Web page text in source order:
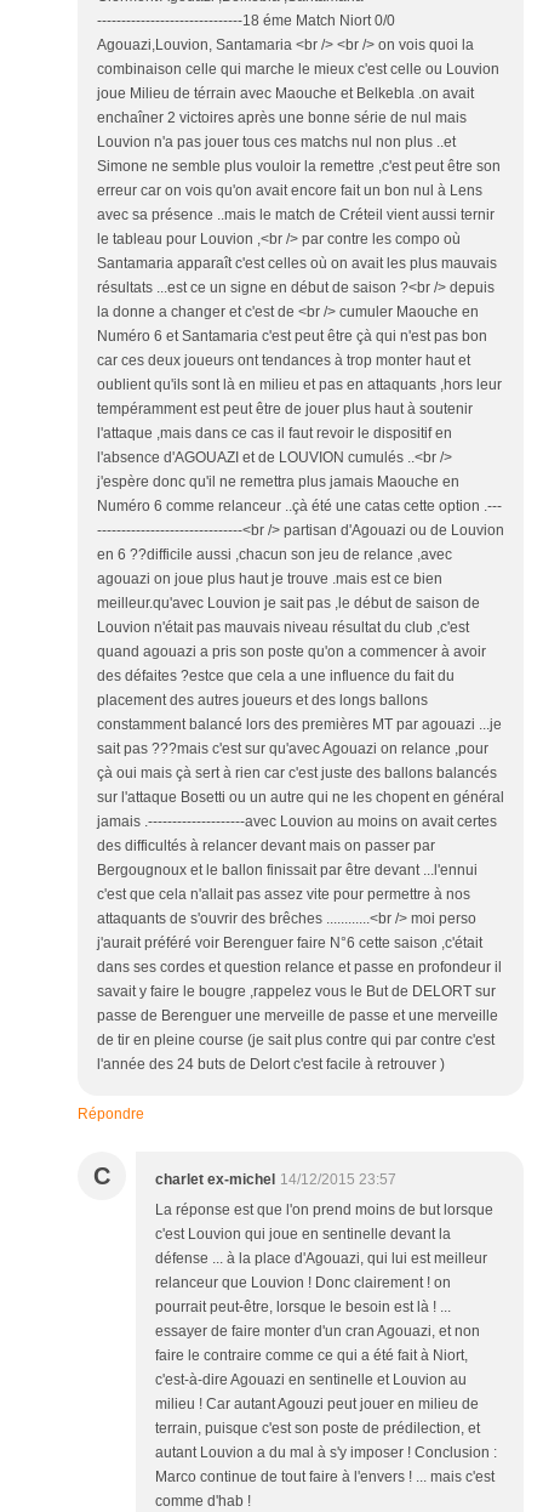
------------------------------18 éme Match Niort 0/0
Agouazi,Louvion, Santamaria <br /> <br /> on vois quoi la
combinaison celle qui marche le mieux c'est celle ou Louvion
joue Milieu de térrain avec Maouche et Belkebla .on avait
enchaîner 2 victoires après une bonne série de nul mais
Louvion n'a pas jouer tous ces matchs nul non plus ..et
Simone ne semble plus vouloir la remettre ,c'est peut être son
erreur car on vois qu'on avait encore fait un bon nul à Lens
avec sa présence ..mais le match de Créteil vient aussi ternir
le tableau pour Louvion ,<br /> par contre les compo où
Santamaria apparaît c'est celles où on avait les plus mauvais
résultats ...est ce un signe en début de saison ?<br /> depuis
la donne a changer et c'est de <br /> cumuler Maouche en
Numéro 6 et Santamaria c'est peut être çà qui n'est pas bon
car ces deux joueurs ont tendances à trop monter haut et
oublient qu'ils sont là en milieu et pas en attaquants ,hors leur
tempéramment est peut être de jouer plus haut à soutenir
l'attaque ,mais dans ce cas il faut revoir le dispositif en
l'absence d'AGOUAZI et de LOUVION cumulés ..<br />
j'espère donc qu'il ne remettra plus jamais Maouche en
Numéro 6 comme relanceur ..çà été une catas cette option .---
------------------------------<br /> partisan d'Agouazi ou de Louvion
en 6 ??difficile aussi ,chacun son jeu de relance ,avec
agouazi on joue plus haut je trouve .mais est ce bien
meilleur.qu'avec Louvion je sait pas ,le début de saison de
Louvion n'était pas mauvais niveau résultat du club ,c'est
quand agouazi a pris son poste qu'on a commencer à avoir
des défaites ?estce que cela a une influence du fait du
placement des autres joueurs et des longs ballons
constamment balancé lors des premières MT par agouazi ...je
sait pas ???mais c'est sur qu'avec Agouazi on relance ,pour
çà oui mais çà sert à rien car c'est juste des ballons balancés
sur l'attaque Bosetti ou un autre qui ne les chopent en général
jamais .--------------------avec Louvion au moins on avait certes
des difficultés à relancer devant mais on passer par
Bergougnoux et le ballon finissait par être devant ...l'ennui
c'est que cela n'allait pas assez vite pour permettre à nos
attaquants de s'ouvrir des brêches ............<br /> moi perso
j'aurait préféré voir Berenguer faire N°6 cette saison ,c'était
dans ses cordes et question relance et passe en profondeur il
savait y faire le bougre ,rappelez vous le But de DELORT sur
passe de Berenguer une merveille de passe et une merveille
de tir en pleine course (je sait plus contre qui par contre c'est
l'année des 24 buts de Delort c'est facile à retrouver )
Répondre
C charlet ex-michel 14/12/2015 23:57
La réponse est que l'on prend moins de but lorsque
c'est Louvion qui joue en sentinelle devant la
défense ... à la place d'Agouazi, qui lui est meilleur
relanceur que Louvion ! Donc clairement ! on
pourrait peut-être, lorsque le besoin est là ! ...
essayer de faire monter d'un cran Agouazi, et non
faire le contraire comme ce qui a été fait à Niort,
c'est-à-dire Agouazi en sentinelle et Louvion au
milieu ! Car autant Agouzi peut jouer en milieu de
terrain, puisque c'est son poste de prédilection, et
autant Louvion a du mal à s'y imposer ! Conclusion :
Marco continue de tout faire à l'envers ! ... mais c'est
comme d'hab !